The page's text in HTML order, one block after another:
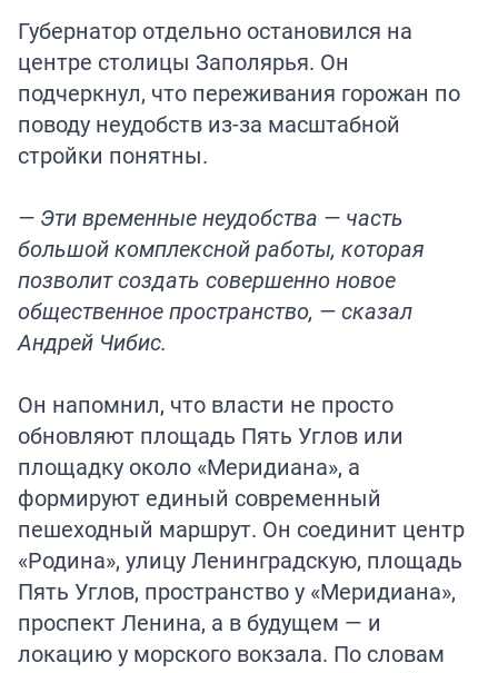
Губернатор отдельно остановился на
центре столицы Заполярья. Он
подчеркнул, что переживания горожан по
поводу неудобств из-за масштабной
стройки понятны.
— Эти временные неудобства — часть
большой комплексной работы, которая
позволит создать совершенно новое
общественное пространство, — сказал
Андрей Чибис.
Он напомнил, что власти не просто
обновляют площадь Пять Углов или
площадку около «Меридиана», а
формируют единый современный
пешеходный маршрут. Он соединит центр
«Родина», улицу Ленинградскую, площадь
Пять Углов, пространство у «Меридиана»,
проспект Ленина, а в будущем — и
локацию у морского вокзала. По словам